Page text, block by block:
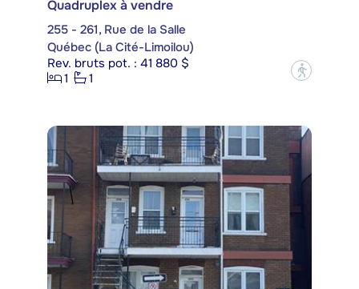
Quadruplex à vendre
255 - 261, Rue de la Salle
Québec (La Cité-Limoilou)
Rev. bruts pot. : 41 880 $
1
1 ?